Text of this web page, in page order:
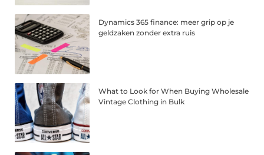
Dynamics 365 finance: meer grip op je
geldzaken zonder extra ruis
What to Look for When Buying Wholesale
Vintage Clothing in Bulk